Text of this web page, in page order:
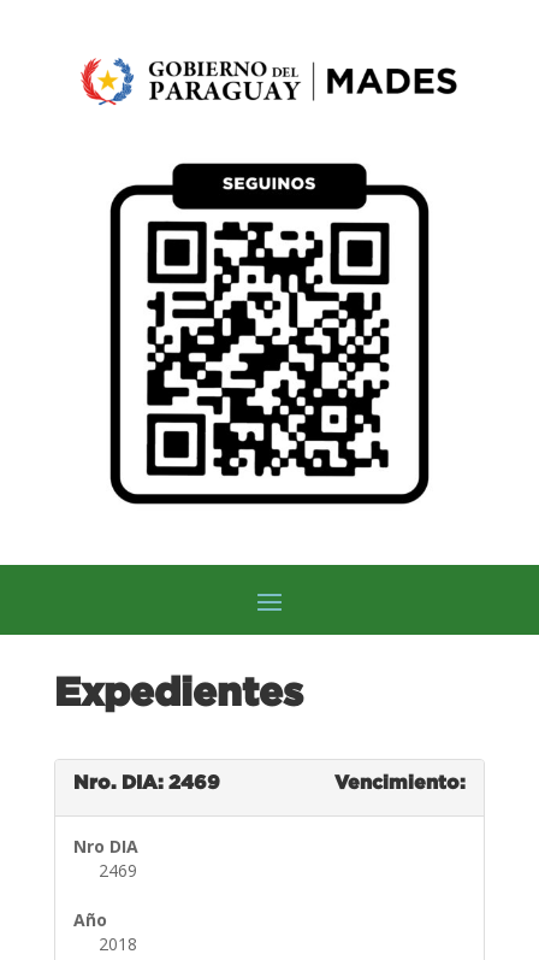
Expedientes
Nro. DIA: 2469 Vencimiento:
Nro DIA
2469
Año
2018